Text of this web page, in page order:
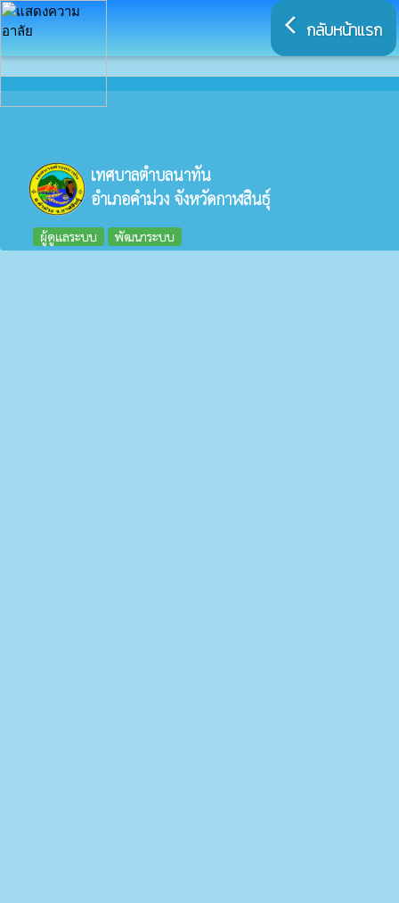
arrow_back_ios กลับหน้าแรก
เทศบาลตำบลนาทัน
อำเภอคำม่วง จังหวัดกาฬสินธุ์
ผู้ดูแลระบบ พัฒนาระบบ